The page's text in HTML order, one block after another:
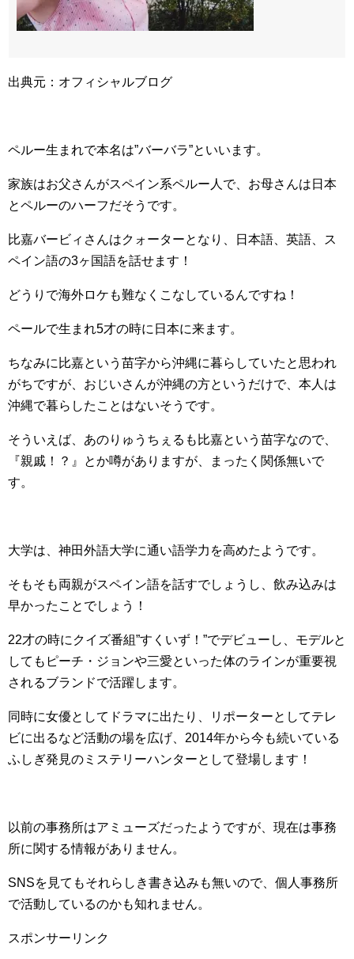
出典元：オフィシャルブログ
ペルー生まれで本名は”バーバラ”といいます。
家族はお父さんがスペイン系ペルー人で、お母さんは日本
とペルーのハーフだそうです。
比嘉バービィさんはクォーターとなり、日本語、英語、ス
ペイン語の3ヶ国語を話せます！
どうりで海外ロケも難なくこなしているんですね！
ペールで生まれ5才の時に日本に来ます。
ちなみに比嘉という苗字から沖縄に暮らしていたと思われ
がちですが、おじいさんが沖縄の方というだけで、本人は
沖縄で暮らしたことはないそうです。
そういえば、あのりゅうちぇるも比嘉という苗字なので、
『親戚！？』とか噂がありますが、まったく関係無いで
す。
大学は、神田外語大学に通い語学力を高めたようです。
そもそも両親がスペイン語を話すでしょうし、飲み込みは
早かったことでしょう！
22才の時にクイズ番組”すくいず！”でデビューし、モデルと
してもピーチ・ジョンや三愛といった体のラインが重要視
されるブランドで活躍します。
同時に女優としてドラマに出たり、リポーターとしてテレ
ビに出るなど活動の場を広げ、2014年から今も続いている
ふしぎ発見のミステリーハンターとして登場します！
以前の事務所はアミューズだったようですが、現在は事務
所に関する情報がありません。
SNSを見てもそれらしき書き込みも無いので、個人事務所
で活動しているのかも知れません。
スポンサーリンク